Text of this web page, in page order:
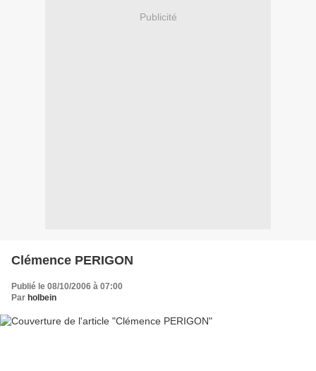
Publicité
Clémence PERIGON
Publié le 08/10/2006 à 07:00
Par holbein